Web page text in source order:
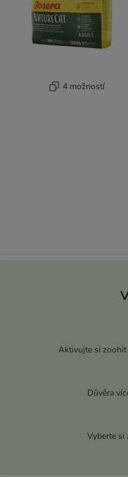
4 možností
Aktivujte si zoohit
Důvěra
Vyberte si